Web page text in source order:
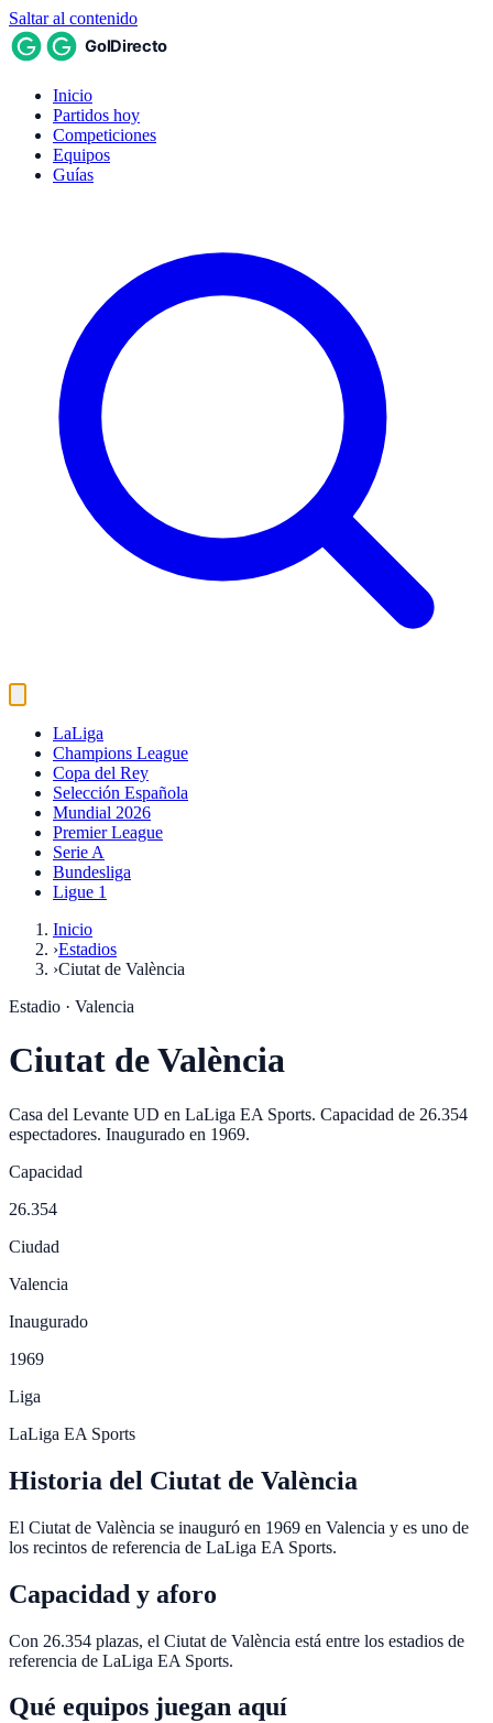
Saltar al contenido
Inicio
Partidos hoy
Competiciones
Equipos
Guías
LaLiga
Champions League
Copa del Rey
Selección Española
Mundial 2026
Premier League
Serie A
Bundesliga
Ligue 1
Inicio
›Estadios
›Ciutat de València
Estadio · Valencia
Ciutat de València
Casa del Levante UD en LaLiga EA Sports. Capacidad de 26.354
espectadores. Inaugurado en 1969.
Capacidad
26.354
Ciudad
Valencia
Inaugurado
1969
Liga
LaLiga EA Sports
Historia del Ciutat de València
El Ciutat de València se inauguró en 1969 en Valencia y es uno de
los recintos de referencia de LaLiga EA Sports.
Capacidad y aforo
Con 26.354 plazas, el Ciutat de València está entre los estadios de
referencia de LaLiga EA Sports.
Qué equipos juegan aquí